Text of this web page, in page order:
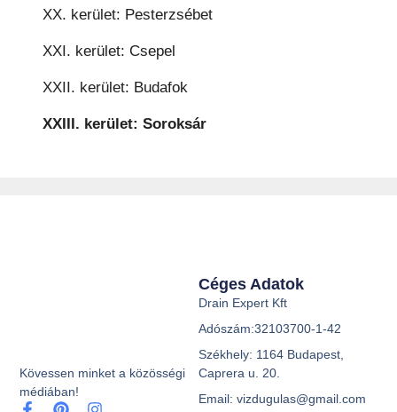
XX. kerület: Pesterzsébet
XXI. kerület: Csepel
XXII. kerület: Budafok
XXIII. kerület: Soroksár
Kövessen minket a közösségi
médiában!
Céges Adatok
Drain Expert Kft
Adószám:32103700-1-42
Székhely: 1164 Budapest,
Caprera u. 20.
Email: vizdugulas@gmail.com